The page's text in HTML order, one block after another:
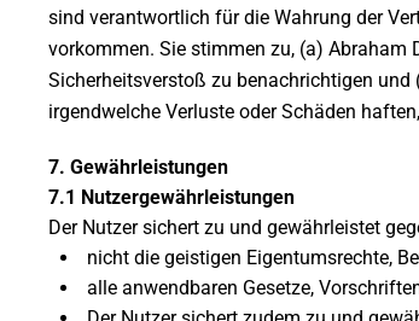
sind verantwortlich für die Wahrung der
vorkommen. Sie stimmen zu, (a) Abraham
Sicherheitsverstoß zu benachrichtigen und
irgendwelche Verluste oder Schäden
7. Gewährleistungen
7.1 Nutzergewährleistungen
Der Nutzer sichert zu und gewährleistet
nicht die geistigen Eigentumsrechte,
alle anwendbaren Gesetze,